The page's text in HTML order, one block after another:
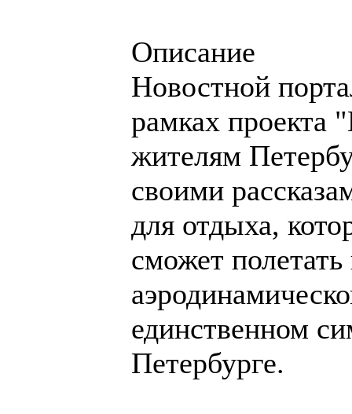
Описание
Новостной
рамках проекта
жителям
своими
для отдыха,
сможет
единственном
Петербурге.